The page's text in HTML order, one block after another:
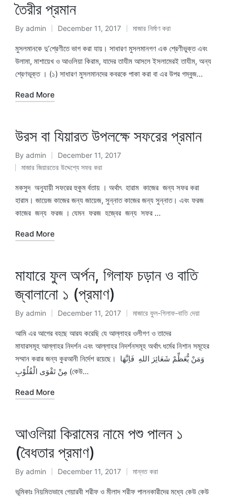
তৈরীর প্রমান
Posted
by
By admin December 11, 2017
Posted
in
মাজার নির্মাণ করা
মুসলমানকে দু’শ্রেণীতে ভাগ করা যায়। সাধারণ মুসলমানগণ এক শ্রেণীভুক্ত এবং
উলামা, মাশায়েখ ও আওলিয়া কিরাম, যাদের তাযীম আসলে ইসলামেরই তাযীম, অন্য
শ্রেণভূক্ত । (১) সাধারণ মুসলমানদের কবরকে পাকা করা বা এর উপর গম্বুজ…
Read More
উরস বা যিয়ারত উপলক্ষে সফরের প্রমান
Posted
by
By admin December 11, 2017
Posted
in
মাজার জিয়ারতের উদ্দেশ্যে সফর করা
মকসুদ অনুযায়ী সফরের হুকুম র্বতায় । অর্থাৎ হারাম কাজের জন্য সফর করা
হারাম। জায়েজ কাজের জন্য জায়েজ, সুন্নাত কাজের জন্য সুন্নাত। এবং ফরজ
কাজের জন্য ফরজ । যেমন ফরজ হজ্বের জন্য সফর …
Read More
মাযারে ফুল অর্পন, গিলাফ চড়ান ও বাতি
জ্বালানো ১ (প্রমাণ)
Posted
by
By admin December 11, 2017
Posted
in
মাজারে ফুল-গিলাফ-বাতি দেয়া
আমি এর আগের বহছে আরয করেছি যে আল্লাহর ওলীগণ ও তাদের
মাযারসমূহ আল্লাহর নিদর্শন এবং আল্লাহর নিদর্শনসমূহ অর্থাৎ ধর্মের নিশান সমূহের
সম্মান করার জন্য কুরআনী নির্দেশ রয়েছে। وَمَنْ يُّعَظِّمْ شَعَائِرَ اللهِ فَاِنَّهَا
مِنْ تَقْوَى الْقُلُوْبِ (কেউ…
Read More
আওলিয়া কিরামের নামে পশু পালন ১
(বৈধতার প্রমাণ)
Posted
by
By admin December 11, 2017
Posted
in
মান্নত করা
ভূমিকাঃ নিয়মিতভাবে গেয়ারবী শরীফ ও মীলাদ শরীফ পালনকারীদের মধ্যে কেউ কেউ